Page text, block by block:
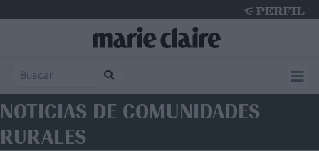
NOTICIAS DE COMUNIDADES
RURALES